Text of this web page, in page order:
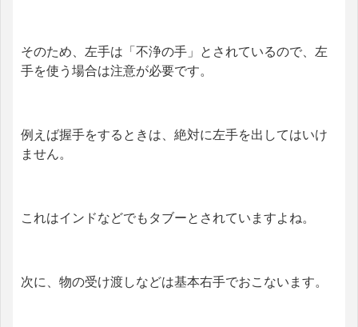
そのため、左手は「不浄の手」とされているので、左
手を使う場合は注意が必要です。
例えば握手をするときは、絶対に左手を出してはいけ
ません。
これはインドなどでもタブーとされていますよね。
次に、物の受け渡しなどは基本右手でおこないます。